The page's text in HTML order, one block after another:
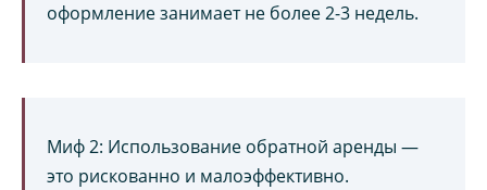
оформление занимает не более 2-3 недель.
Миф 2: Использование обратной аренды —
это рискованно и малоэффективно.